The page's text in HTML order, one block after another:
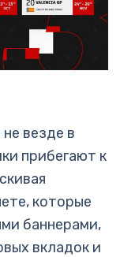
везде в
прибегают к
которые
баннерами,
вкладок и